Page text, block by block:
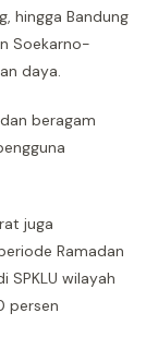
hingga Bandung
Soekarno-
daya.
beragam
juga
Ramadan
SPKLU wilayah
persen